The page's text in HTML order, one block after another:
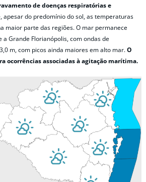
de doenças respiratórias e
apesar do predomínio do sol, as temperaturas
maior parte das regiões. O mar permanece
a Grande Florianópolis, com ondas de
m, com picos ainda maiores em alto mar.O
ocorrências associadas à agitação marítima.